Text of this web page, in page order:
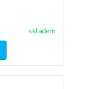
skladem